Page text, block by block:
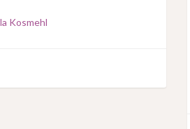
Kosmehl